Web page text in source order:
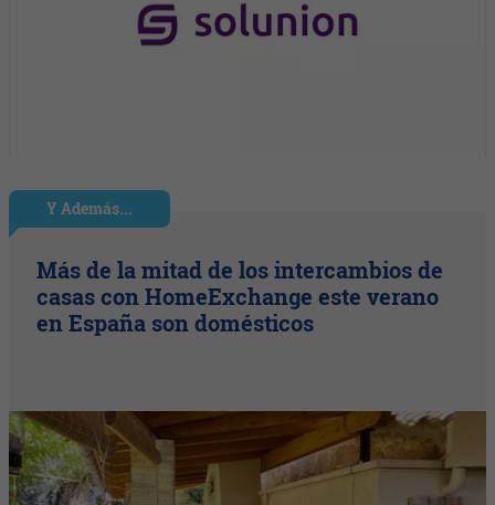
Y Además...
Más de la mitad de los intercambios de
casas con HomeExchange este verano
en España son domésticos